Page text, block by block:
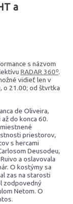
a
s názvom
RADAR 360º.
vidieť len v
o 21.00; od štvrtka
de Oliveira,
do konca 60.
priestorov,
s hercami
Deusodeu,
a oslavovala
O kostýmy sa
zas na starosti
zodpovedný
Netom. O